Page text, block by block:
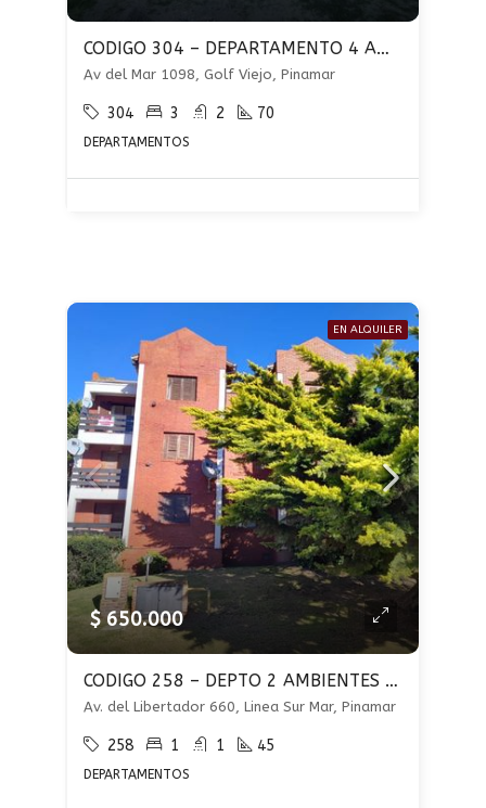
CODIGO 304 – DEPARTAMENTO 4 AMBIENTES – VISTA AL MAR – PINAMAR
Av del Mar 1098, Golf Viejo, Pinamar
304 3 2 70
DEPARTAMENTOS
EN ALQUILER
$ 650.000
CODIGO 258 – DEPTO 2 AMBIENTES EN ALQUILER ANUAL- PINAMAR – PARRILLA Y COCHERA
Av. del Libertador 660, Linea Sur Mar, Pinamar
258 1 1 45
DEPARTAMENTOS